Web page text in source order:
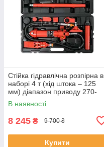
Стійка гідравлічна розпірна в
наборі 4 т (хід штока – 125
мм) діапазон приводу 270-
395 мм Yato YT-55500
В наявності
8 245 ₴ 9 700 ₴
Купити